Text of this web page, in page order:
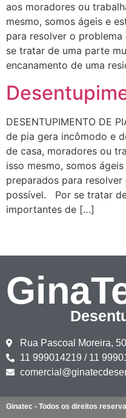
aos moradores ou
mesmo, somos ágeis e
para resolver o
se tratar de uma parte
encanamento de uma
DESENTUPIMENTO DE
de pia gera incômodo e
de casa, moradores ou
isso mesmo, somos
preparados para
possível. Por se tratar
importantes de […]
Rua Pascoal Moreira,
11 999014219 / 11
Ginatec - Todos os direitos